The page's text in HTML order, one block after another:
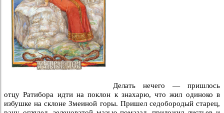
Делать нечего — пришлось
отцу Ратибора идти на поклон к знахарю, что жил одиноко в
избушке на склоне Змеиной горы. Пришел седобородый старец,